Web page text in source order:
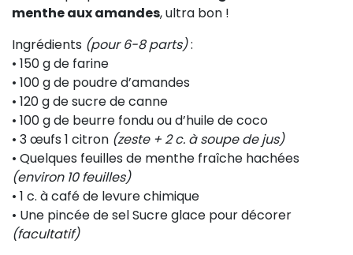
menthe aux amandes, ultra bon !
Ingrédients (pour 6-8 parts):
• 150 g de farine
• 100 g de poudre d’amandes
• 120 g de sucre de canne
• 100 g de beurre fondu ou d’huile de coco
• 3 œufs 1 citron (zeste + 2 c. à soupe de jus)
• Quelques feuilles de menthe fraîche hachées
(environ 10 feuilles)
• 1 c. à café de levure chimique
• Une pincée de sel Sucre glace pour décorer
(facultatif)